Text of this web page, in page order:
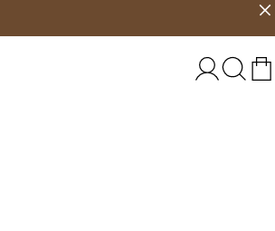
DEUTSCHLAND